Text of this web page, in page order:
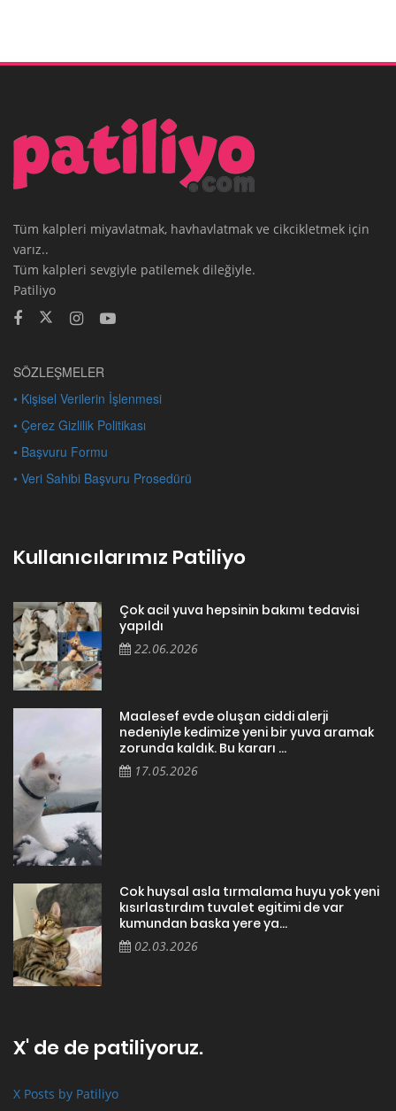
Tüm kalpleri miyavlatmak, havhavlatmak ve cikcikletmek için
varız..
Tüm kalpleri sevgiyle patilemek dileğiyle.
Patiliyo
SÖZLEŞMELER
• Kişisel Verilerin İşlenmesi
• Çerez Gizlilik Politikası
• Başvuru Formu
• Veri Sahibi Başvuru Prosedürü
Kullanıcılarımız Patiliyo
Çok acil yuva hepsinin bakımı tedavisi
yapıldı
22.06.2026
Maalesef evde oluşan ciddi alerji
nedeniyle kedimize yeni bir yuva aramak
zorunda kaldık. Bu kararı ...
17.05.2026
Cok huysal asla tırmalama huyu yok yeni
kısırlastırdım tuvalet egitimi de var
kumundan baska yere ya...
02.03.2026
X' de de patiliyoruz.
X Posts by Patiliyo